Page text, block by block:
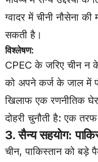
ग्वादर में चीनी नौसेना
सकती है।
विश्लेषण:
CPEC के जरिए चीन न
को अपने कर्ज के जाल में
खिलाफ एक रणनीतिक
दोहरी चुनौती है: एक
3. सैन्य सहयोग:
चीन, पाकिस्तान को बड़े